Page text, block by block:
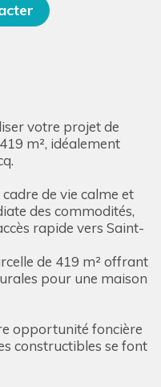
votre projet de
m², idéalement
de vie calme et
des commodités,
rapide vers Saint-
de 419 m² offrant
pour une maison
opportunité foncière
constructibles se font